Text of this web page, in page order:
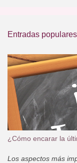
r
i
o
s
Entradas populares
¿Cómo encarar la
Los aspectos más